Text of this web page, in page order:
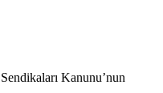
Kanunu’nun